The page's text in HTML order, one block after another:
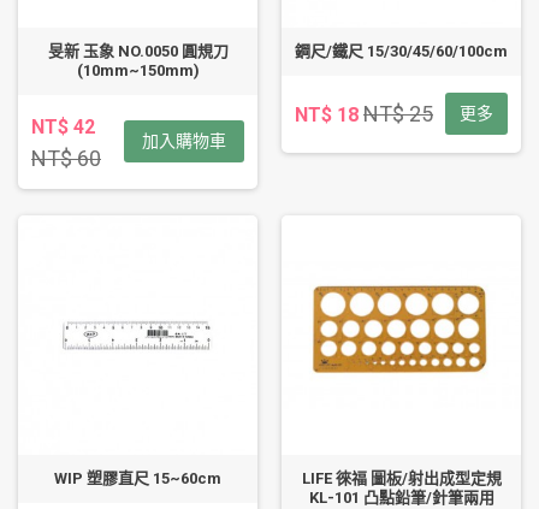
旻新 玉象 NO.0050 圓規刀
(10mm~150mm)
NT$ 42
NT$ 60
加入購物車
鋼尺/鐵尺 15/30/45/60/100cm
NT$ 18 NT$ 25 更多
WIP 塑膠直尺 15~60cm
LIFE 徠福 圖板/射出成型定規
KL-101 凸點鉛筆/針筆兩用